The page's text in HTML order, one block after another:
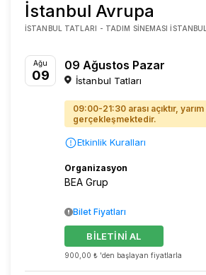
İstanbul Avrupa
İSTANBUL TATLARI - TADIM SINEMASI
Ağu
09
09 Ağustos Pazar
İstanbul Tatları
09:00-21:30 arası açıktır,
gerçekleşmektedir.
Etkinlik Kuralları
Organizasyon
BEA Grup
900,00 ₺ 'den başlayan fiyatlarla
BİLETİNİ AL
Bilet Fiyatları